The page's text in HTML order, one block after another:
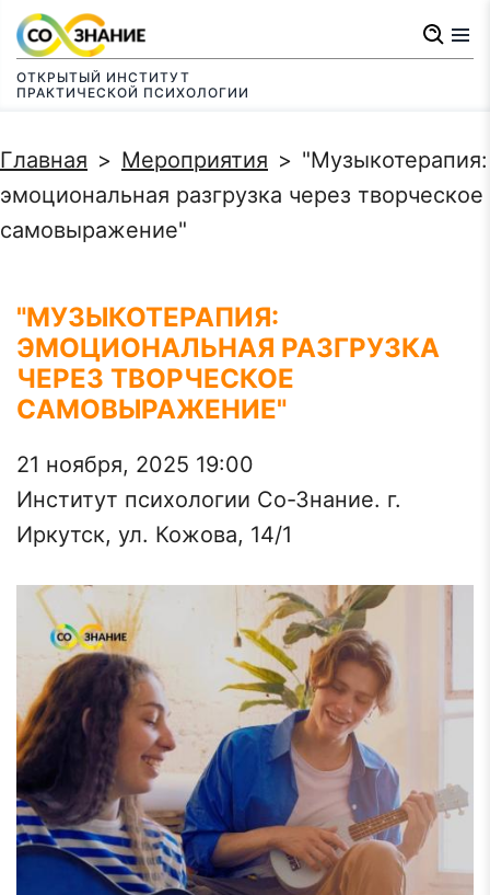
Перейти
основному
ОТКРЫТЫЙ ИНСТИТУТ
ПРАКТИЧЕСКОЙ ПСИХОЛОГИИ
Строка
навигации
Главная Мероприятия
"Музыкотерапия:
эмоциональная разгрузка через творческое
самовыражение"
"МУЗЫКОТЕРАПИЯ:
ЭМОЦИОНАЛЬНАЯ РАЗГРУЗКА
ЧЕРЕЗ ТВОРЧЕСКОЕ
САМОВЫРАЖЕНИЕ"
21 ноября, 2025 19:00
Институт психологии Со-Знание. г.
Иркутск, ул. Кожова, 14/1